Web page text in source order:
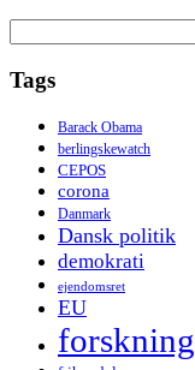
efter:
Tags
Barack Obama
berlingskewatch
CEPOS
corona
Danmark
Dansk politik
demokrati
ejendomsret
EU
forskning